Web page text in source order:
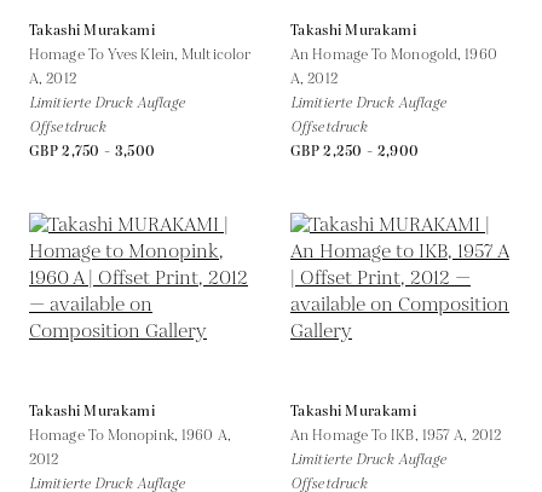
Takashi Murakami
Homage To Yves Klein, Multicolor
A,2012
Limitierte Druck Auflage
Offsetdruck
GBP 2,750 - 3,500
Takashi Murakami
An Homage To Monogold, 1960
A,2012
Limitierte Druck Auflage
Offsetdruck
GBP 2,250 - 2,900
Takashi Murakami
Homage To Monopink, 1960 A,
2012
Limitierte Druck Auflage
Takashi Murakami
An Homage To IKB, 1957 A, 2012
Limitierte Druck Auflage
Offsetdruck